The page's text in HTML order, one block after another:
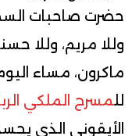
حضرت صاحبات
وللا مريم، وللا
ماكرون، مساء
للمسرح الملكي
الأيقوني الذي